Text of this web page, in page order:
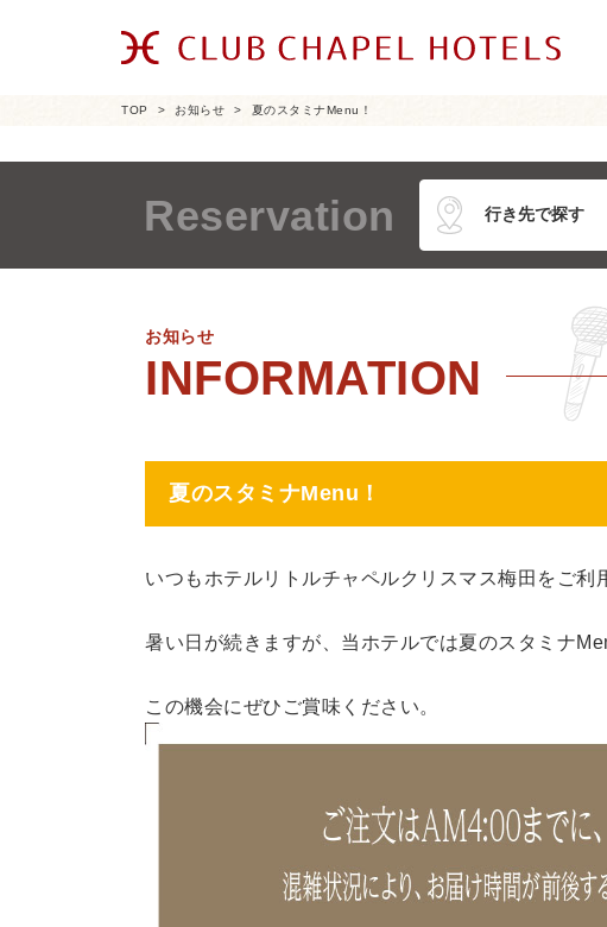
TOP お知らせ 夏のスタミナMenu！
Reservation
お知らせ
夏のスタミナMenu！
いつもホテルリトルチャペルクリスマス梅田をご利
暑い日が続きますが、当ホテルでは夏のスタミナ
この機会にぜひご賞味ください。